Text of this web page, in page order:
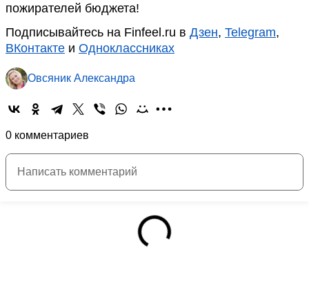
пожирателей бюджета!
Подписывайтесь на Finfeel.ru в Дзен, Telegram,
ВКонтакте и Одноклассниках
Овсяник Александра
0 комментариев